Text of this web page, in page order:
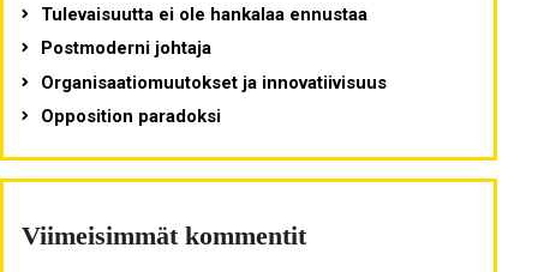
Tulevaisuutta ei ole hankalaa ennustaa
Postmoderni johtaja
Organisaatiomuutokset ja innovatiivisuus
Opposition paradoksi
Viimeisimmät kommentit